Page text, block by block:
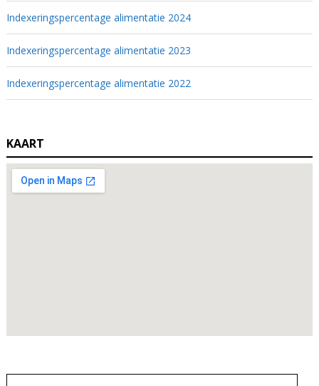
Indexeringspercentage alimentatie 2024
Indexeringspercentage alimentatie 2023
Indexeringspercentage alimentatie 2022
KAART
naar: